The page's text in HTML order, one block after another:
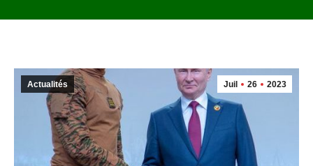
Juil 26 2023
Actualités